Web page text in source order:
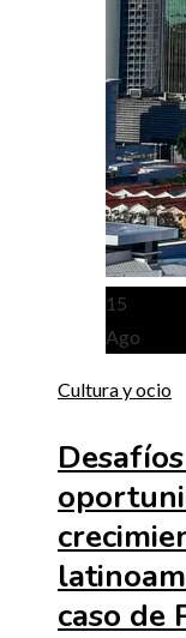
15
Ago
Cultura y ocio
caso de